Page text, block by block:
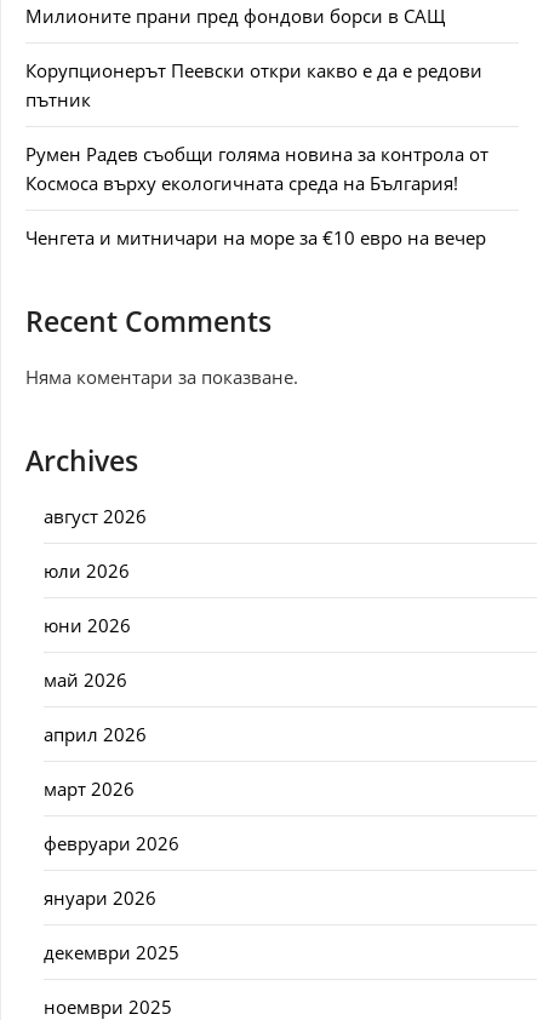
Милионите прани пред фондови борси в САЩ
Корупционерът Пеевски откри какво е да е редови
пътник
Румен Радев съобщи голяма новина за контрола от
Космоса върху екологичната среда на България!
Ченгета и митничари на море за €10 евро на вечер
Recent Comments
Няма коментари за показване.
Archives
август 2026
юли 2026
юни 2026
май 2026
април 2026
март 2026
февруари 2026
януари 2026
декември 2025
ноември 2025